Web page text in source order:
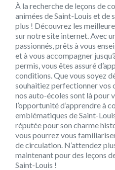
À la recherche de leçons de
animées de Saint-Louis et de
plus ! Découvrez les
sur notre site internet. Avec
passionnés, prêts à vous
et à vous accompagner
permis, vous êtes assuré
conditions. Que vous soyez
souhaitiez perfectionner vos
nos auto-écoles sont là pour
l’opportunité d’apprendre à
emblématiques de Saint-
réputée pour son charme
vous pourrez vous
de circulation. N’attendez
maintenant pour des leçons
Saint-Louis !